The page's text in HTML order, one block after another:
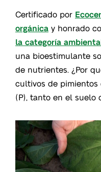
Certificado por
orgánica y honrado
la categoría
una bioestimulante
de nutrientes. ¿Por
cultivos de
(P), tanto en el suelo